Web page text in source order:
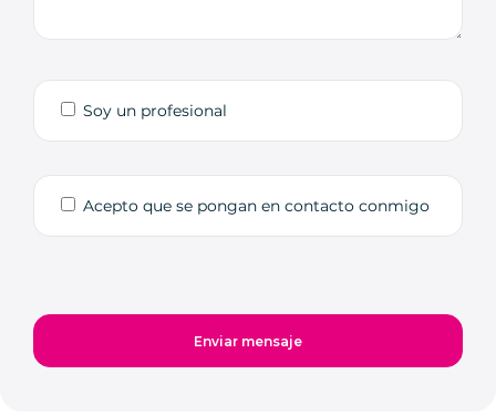
Soy un profesional
Acepto que se pongan en contacto conmigo